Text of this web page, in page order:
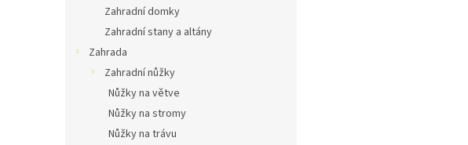
Zahradní domky
Zahradní stany a altány
Zahrada
Zahradní nůžky
Nůžky na větve
Nůžky na stromy
Nůžky na trávu